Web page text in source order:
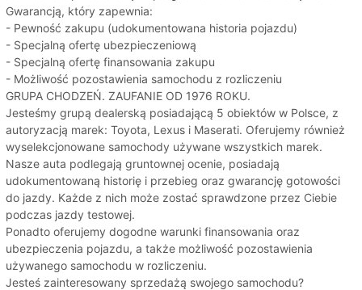
Gwarancją, który zapewnia:
- Pewność zakupu (udokumentowana historia pojazdu)
- Specjalną ofertę ubezpieczeniową
- Specjalną ofertę finansowania zakupu
- Możliwość pozostawienia samochodu z rozliczeniu
GRUPA CHODZEŃ. ZAUFANIE OD 1976 ROKU.
Jesteśmy grupą dealerską posiadającą 5 obiektów w Polsce, z
autoryzacją marek: Toyota, Lexus i Maserati. Oferujemy również
wyselekcjonowane samochody używane wszystkich marek.
Nasze auta podlegają gruntownej ocenie, posiadają
udokumentowaną historię i przebieg oraz gwarancję gotowości
do jazdy. Każde z nich może zostać sprawdzone przez Ciebie
podczas jazdy testowej.
Ponadto oferujemy dogodne warunki finansowania oraz
ubezpieczenia pojazdu, a także możliwość pozostawienia
używanego samochodu w rozliczeniu.
Jesteś zainteresowany sprzedażą swojego samochodu?